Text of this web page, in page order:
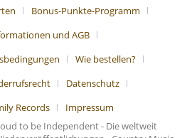
Bonus-Punkte-Programm
und AGB
Wie bestellen?
Datenschutz
Records
Impressum
to be Independent - Die weltweit